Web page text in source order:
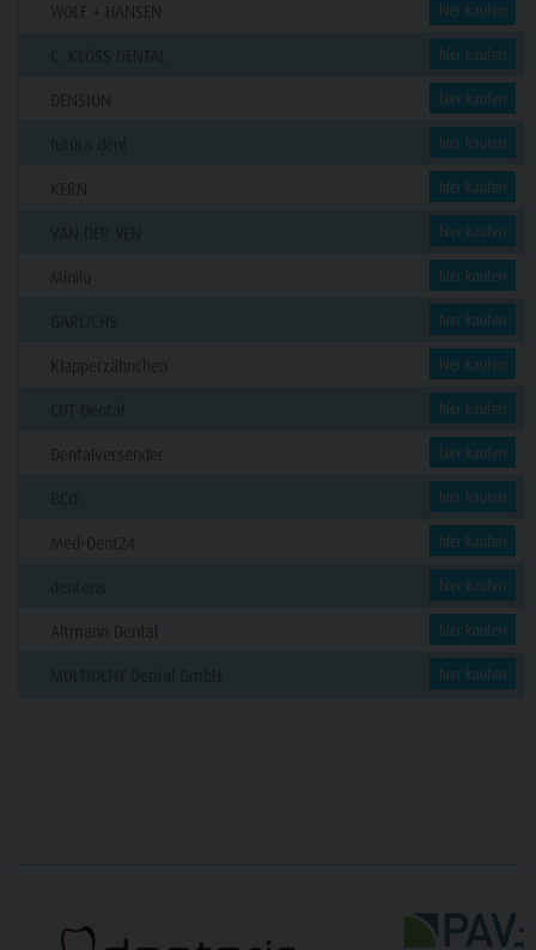
hier kaufen
hier kaufen
hier kaufen
hier kaufen
hier kaufen
hier kaufen
hier kaufen
hier kaufen
hier kaufen
hier kaufen
hier kaufen
hier kaufen
hier kaufen
hier kaufen
hier kaufen
hier kaufen